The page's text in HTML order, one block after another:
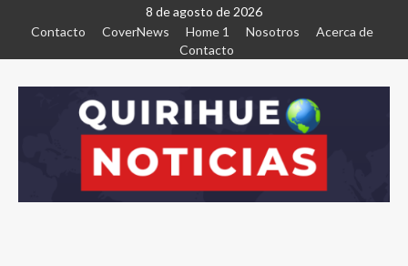
8 de agosto de 2026
Contacto
CoverNews Home 1 Nosotros
Acerca de
Contacto